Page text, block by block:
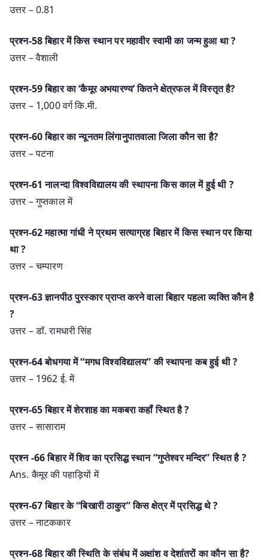
उत्तर – 0.81
प्रश्न-58 बिहार में किस स्थान पर महावीर स्वामी का जन्म हुआ था ?
उत्तर – वैशाली
प्रश्न-59 बिहार का ‘कैमूर अभयारण्य’ कितने क्षेत्रफल में विस्तृत है?
उत्तर – 1,000 वर्ग कि.मी.
प्रश्न-60 बिहार का न्यूनतम लिंगानुपातवाला जिला कौन सा है?
उत्तर – पटना
प्रश्न-61 नालन्दा विश्वविद्यालय की स्थापना किस काल में हुई थी ?
उत्तर – गुप्तकाल में
प्रश्न-62 महात्मा गांधी ने प्रथम सत्याग्रह बिहार में किस स्थान पर किया
था ?
उत्तर – चम्पारण
प्रश्न-63 ज्ञानपीठ पुरस्कार प्राप्त करने वाला बिहार पहला व्यक्ति कौन है
?
उत्तर – डॉ. रामधारी सिंह
प्रश्न-64 बोधगया में “मगध विश्वविद्यालय” की स्थापना कब हुई थी ?
उत्तर – 1962 ई. में
प्रश्न-65 बिहार में शेरशाह का मकबरा कहॉं स्थित है ?
उत्तर – सासाराम
प्रश्न -66 बिहार में शिव का प्रसिद्ध स्थान “गुप्तेश्वर मन्दिर” स्थित है ?
Ans. कैमूर की पहाड़ियों में
प्रश्न-67 बिहार के “बिखारी ठाकुर” किस क्षेत्र में प्रसिद्ध थे ?
उत्तर – नाटककार
प्रश्न-68 बिहार की स्थिति के संबंध में अक्षांश व देशांतरों का कौन सा है?